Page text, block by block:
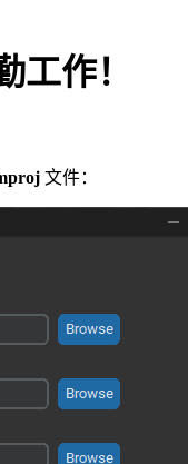
工作！
文件：